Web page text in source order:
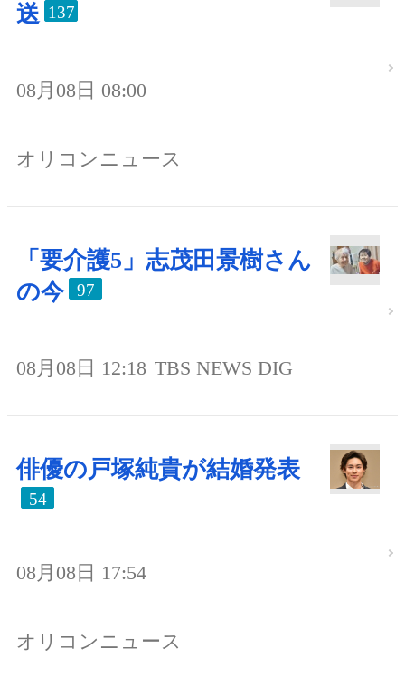
送 137
08月08日 08:00
オリコンニュース
「要介護5」志茂田景樹さん
の今
97
08月08日 12:18 TBS NEWS DIG
俳優の戸塚純貴が結婚発表
54
08月08日 17:54
オリコンニュース